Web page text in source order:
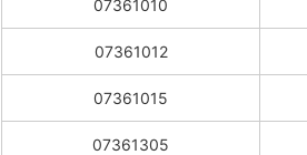
07361010
07361012
07361015
07361305